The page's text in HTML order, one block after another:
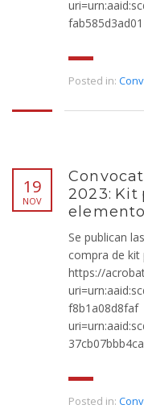
Posted in:
19
NOV
2023: Kit
Se publican
compra de kit
https://
f8b1a08d8faf
Posted in: